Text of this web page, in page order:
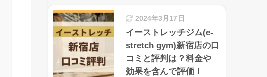
2024年3月17日
イーストレッチジム(e-
stretch gym)新宿店の口
コミと評判は？料金や
効果を含んで評価！